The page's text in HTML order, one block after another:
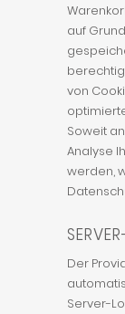
auf
von
Soweit
Analyse
werden,
Der
Server-